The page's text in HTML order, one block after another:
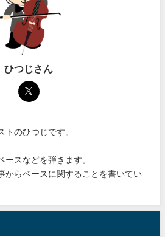
ひつじさん
トのひつじです。
ースなどを弾きます。
からベースに関することを書いてい